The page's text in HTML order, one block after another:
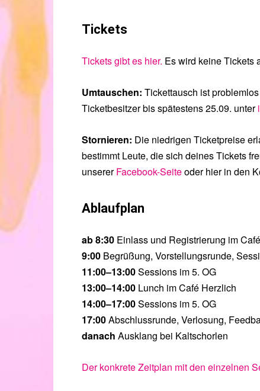
Tickets
Tickets gibt es hier. Es wird keine Tickets
Umtauschen: Tickettausch ist
Ticketbesitzer bis spätestens 25.09. unter
Stornieren: Die niedrigen Ticketpreise
bestimmt Leute, die sich deines Tickets
unsererFacebook-Seiteoder hier in den
Ablaufplan
ab 8:30 Einlass und Registrierung im
9:00 Begrüßung, Vorstellungsrunde,
11:00–13:00Sessions im 5. OG
13:00–14:00 Lunch im Café Herzlich
14:00–17:00Sessions im 5. OG
17:00Abschlussrunde, Verlosung,
danach Ausklang bei Kaltschorlen
Der konkrete Zeitplan mit den einzelnen